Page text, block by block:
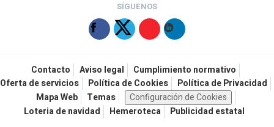
SÍGUENOS
Contacto Aviso legal
Cumplimiento normativo
Oferta de servicios
Política de Cookies
Política de Privacidad
Mapa Web
Temas
Configuración de Cookies
Loteria de navidad
Hemeroteca Publicidad estatal